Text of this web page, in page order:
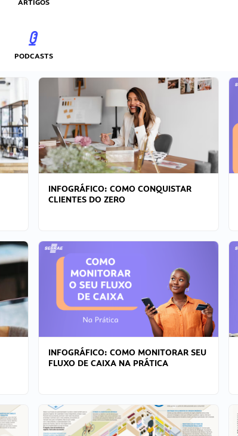
ARTIGOS
PODCASTS
INFOGRÁFICO: COMO CONQUISTAR
CLIENTES DO ZERO
INFOGRÁFICO: COMO MONITORAR SEU
FLUXO DE CAIXA NA PRÁTICA